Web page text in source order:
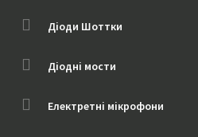
Діоди Шоттки
Діодні мости
Електретні мікрофони